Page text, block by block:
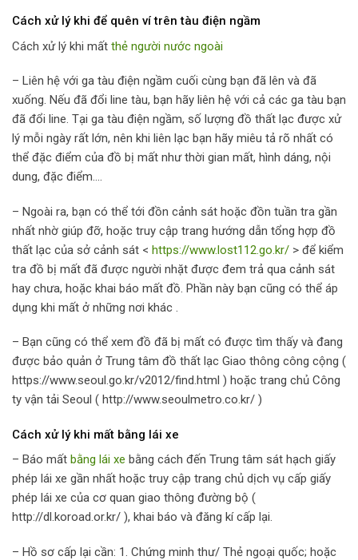
Cách xử lý khi để quên ví trên tàu điện ngầm
Cách xử lý khi mất thẻ người nước ngoài
– Liên hệ với ga tàu điện ngầm cuối cùng bạn đã lên và đã
xuống. Nếu đã đổi line tàu, bạn hãy liên hệ với cả các ga tàu bạn
đã đổi line. Tại ga tàu điện ngầm, số lượng đồ thất lạc được xử
lý mỗi ngày rất lớn, nên khi liên lạc bạn hãy miêu tả rõ nhất có
thể đặc điểm của đồ bị mất như thời gian mất, hình dáng, nội
dung, đặc điểm….
– Ngoài ra, bạn có thể tới đồn cảnh sát hoặc đồn tuần tra gần
nhất nhờ giúp đỡ, hoặc truy cập trang hướng dẫn tổng hợp đồ
thất lạc của sở cảnh sát < https://www.lost112.go.kr/ > để kiểm
tra đồ bị mất đã được người nhặt được đem trả qua cảnh sát
hay chưa, hoặc khai báo mất đồ. Phần này bạn cũng có thể áp
dụng khi mất ở những nơi khác .
– Bạn cũng có thể xem đồ đã bị mất có được tìm thấy và đang
được bảo quản ở Trung tâm đồ thất lạc Giao thông công cộng (
https://www.seoul.go.kr/v2012/find.html ) hoặc trang chủ Công
ty vận tải Seoul ( http://www.seoulmetro.co.kr/ )
Cách xử lý khi mất bằng lái xe
– Báo mất bằng lái xe bằng cách đến Trung tâm sát hạch giấy
phép lái xe gần nhất hoặc truy cập trang chủ dịch vụ cấp giấy
phép lái xe của cơ quan giao thông đường bộ (
http://dl.koroad.or.kr/ ), khai báo và đăng kí cấp lại.
– Hồ sơ cấp lại cần: 1. Chứng minh thư/ Thẻ ngoại quốc; hoặc